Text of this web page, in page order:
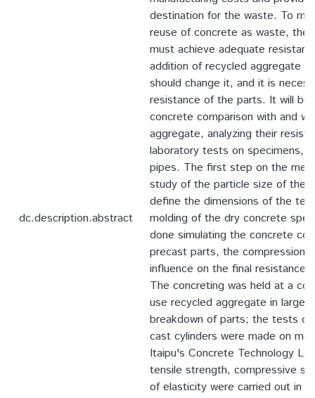
dc.description.abstract
destination for the waste. To
reuse of concrete as waste, the
must achieve adequate
addition of recycled aggregate
should change it, and it is
resistance of the parts. It will be
concrete comparison with and
aggregate, analyzing their
laboratory tests on specimens,
pipes. The first step on the
study of the particle size of the
define the dimensions of the
molding of the dry concrete
done simulating the concrete
precast parts, the compression
influence on the final resistance
The concreting was held at a
use recycled aggregate in large
breakdown of parts; the tests
cast cylinders were made on
Itaipu's Concrete Technology
tensile strength, compressive
of elasticity were carried out in